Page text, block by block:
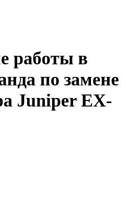
работы в
по замене
Juniper EX-